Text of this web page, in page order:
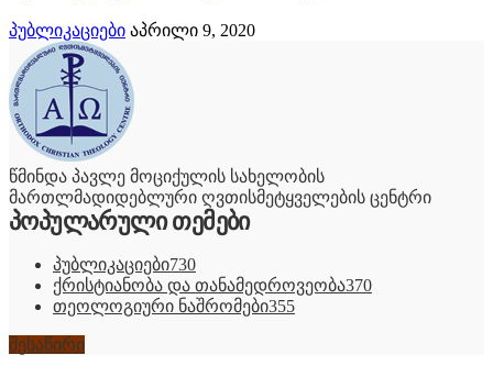
პუბლიკაციები აპრილი 9, 2020
წმინდა პავლე მოციქულის სახელობის
მართლმადიდებლური ღვთისმეტყველების ცენტრი
პოპულარული თემები
პუბლიკაციები730
ქრისტიანობა და თანამედროვეობა370
თეოლოგიური ნაშრომები355
შესაწირი